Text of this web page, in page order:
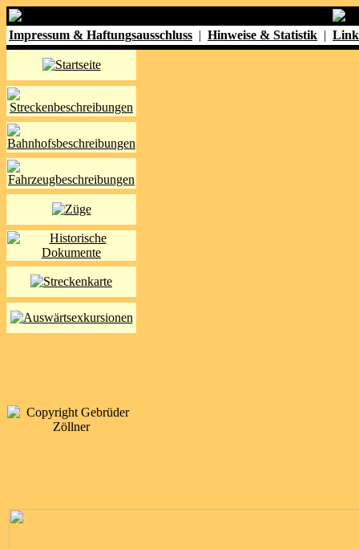
Impressum & Haftungsausschluss | Hinweise & Statistik |